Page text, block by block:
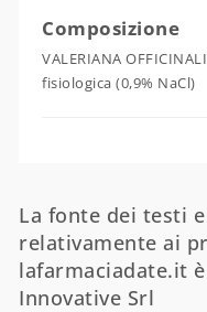
Composizione
VALERIANA
fisiologica (0,9% NaCl)
La fonte dei testi
relativamente ai
lafarmaciadate.it
Innovative Srl